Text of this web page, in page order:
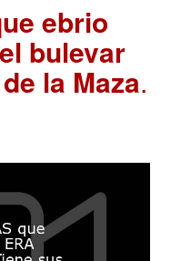
ebrio
bulevar
la Maza.